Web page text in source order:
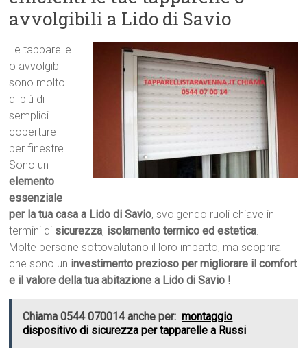
avvolgibili a Lido di Savio
Le tapparelle
o avvolgibili
sono molto
di più di
semplici
coperture
per finestre.
Sono un
elemento
essenziale
per la tua casa a Lido di Savio, svolgendo ruoli chiave in
termini di sicurezza, isolamento termico ed estetica.
Molte persone sottovalutano il loro impatto, ma scoprirai
che sono un investimento prezioso per migliorare il comfort
e il valore della tua abitazione a Lido di Savio !
Chiama 0544 070014 anche per: montaggio
dispositivo di sicurezza per tapparelle a Russi